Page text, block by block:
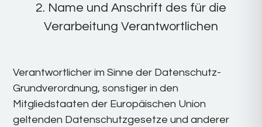
2. Name und Anschrift des für die
Verarbeitung Verantwortlichen
Verantwortlicher im Sinne der Datenschutz-
Grundverordnung, sonstiger in den
Mitgliedstaaten der Europäischen Union
geltenden Datenschutzgesetze und anderer